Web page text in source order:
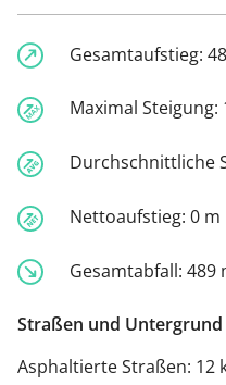
Gesamtaufstieg:
Maximal Steigung:
Durchschnittliche
Nettoaufstieg: 0 m
Gesamtabfall: 489
Straßen und Untergrund
Asphaltierte Straßen: 12